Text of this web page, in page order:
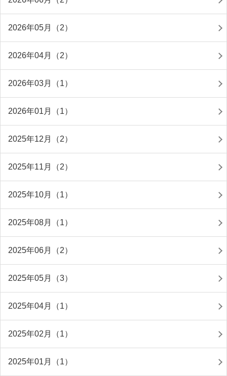
2026年05月（2）
2026年04月（2）
2026年03月（1）
2026年01月（1）
2025年12月（2）
2025年11月（2）
2025年10月（1）
2025年08月（1）
2025年06月（2）
2025年05月（3）
2025年04月（1）
2025年02月（1）
2025年01月（1）